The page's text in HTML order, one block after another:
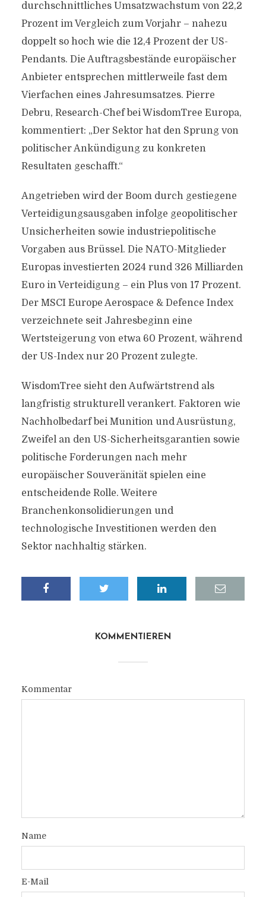
durchschnittliches Umsatzwachstum von 22,2
Prozent im Vergleich zum Vorjahr – nahezu
doppelt so hoch wie die 12,4 Prozent der US-
Pendants. Die Auftragsbestände europäischer
Anbieter entsprechen mittlerweile fast dem
Vierfachen eines Jahresumsatzes. Pierre
Debru, Research-Chef bei WisdomTree Europa,
kommentiert: „Der Sektor hat den Sprung von
politischer Ankündigung zu konkreten
Resultaten geschafft.“
Angetrieben wird der Boom durch gestiegene
Verteidigungsausgaben infolge geopolitischer
Unsicherheiten sowie industriepolitische
Vorgaben aus Brüssel. Die NATO-Mitglieder
Europas investierten 2024 rund 326 Milliarden
Euro in Verteidigung – ein Plus von 17 Prozent.
Der MSCI Europe Aerospace & Defence Index
verzeichnete seit Jahresbeginn eine
Wertsteigerung von etwa 60 Prozent, während
der US-Index nur 20 Prozent zulegte.
WisdomTree sieht den Aufwärtstrend als
langfristig strukturell verankert. Faktoren wie
Nachholbedarf bei Munition und Ausrüstung,
Zweifel an den US-Sicherheitsgarantien sowie
politische Forderungen nach mehr
europäischer Souveränität spielen eine
entscheidende Rolle. Weitere
Branchenkonsolidierungen und
technologische Investitionen werden den
Sektor nachhaltig stärken.
KOMMENTIEREN
Kommentar
Name
E-Mail